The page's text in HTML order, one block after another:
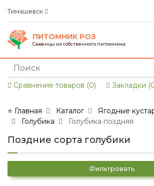
Тимашевск
ПИТОМНИК РОЗ
Саженцы из собственного питомника
Сравнение товаров (0) Закладки
⭐ Главная Каталог
Ягодные
Голубика
Голубика поздняя
Поздние сорта голубики
Фильтровать